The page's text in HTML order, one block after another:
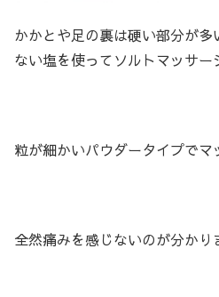
かかとや足の裏は硬い部分が
ない塩を使ってソルトマッサー
粒が細かいパウダータイプで
全然痛みを感じないのが分かり